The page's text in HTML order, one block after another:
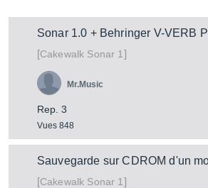
Sonar 1.0 + Behringer V-VERB
[Cakewalk Sonar 1 ]
Rep. 3
Vues 848
Mr.Music
Sauvegarde sur CDROM d'un
[Cakewalk Sonar 1 ]